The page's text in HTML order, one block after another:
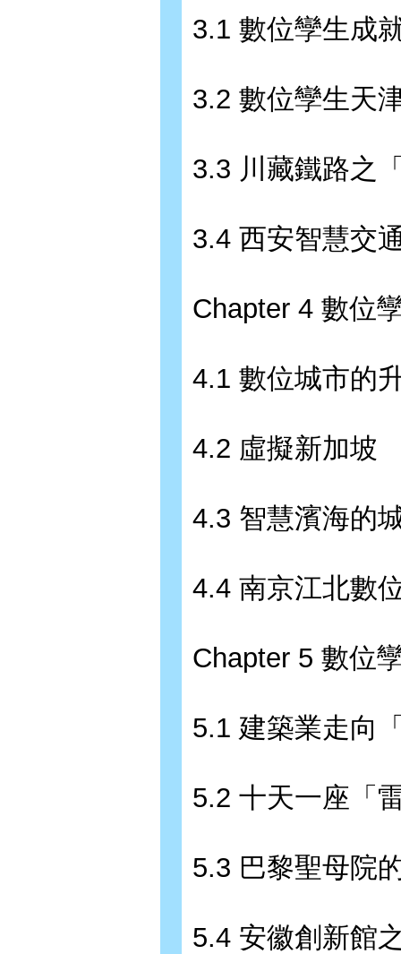
3.1 數位孿生成
3.2 數位孿生天
3.3 川藏鐵路之
3.4 西安智慧交
Chapter 4 數位
4.1 數位城市的
4.2 虛擬新加坡
4.3 智慧濱海的
4.4 南京江北數
Chapter 5 數位
5.1 建築業走向
5.2 十天一座「
5.3 巴黎聖母院
5.4 安徽創新館